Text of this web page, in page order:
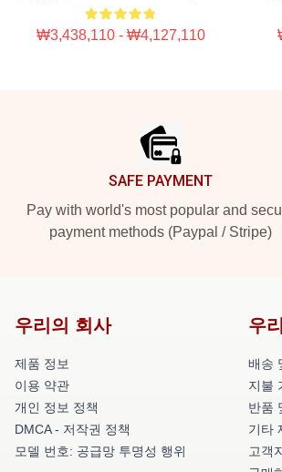
₩3,438,110 - ₩4,127,110
SAFE PAYMENT
Pay with world's most popular and
payment methods (Paypal / Stripe)
우리의 회사
제품 정보
이용 약관
개인 정보 정책
DMCA - 저작권 정책
모델 번호: 공급망 투명성 행위
우
배송
지불
반품
기타
고객